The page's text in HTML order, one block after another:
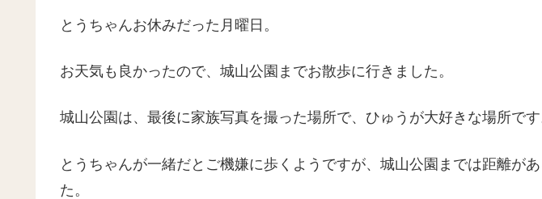
とうちゃんお休みだった月曜日。
お天気も良かったので、城山公園までお散歩に行きました。
城山公園は、最後に家族写真を撮った場所で、ひゅうが大好きな場所です
とうちゃんが一緒だとご機嫌に歩くようですが、城山公園までは距離が
た。